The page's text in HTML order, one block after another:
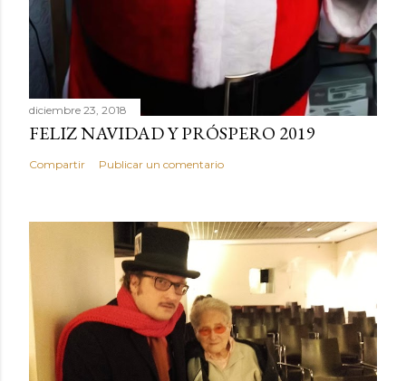
diciembre 23, 2018
FELIZ NAVIDAD Y PRÓSPERO 2019
Compartir Publicar un comentario